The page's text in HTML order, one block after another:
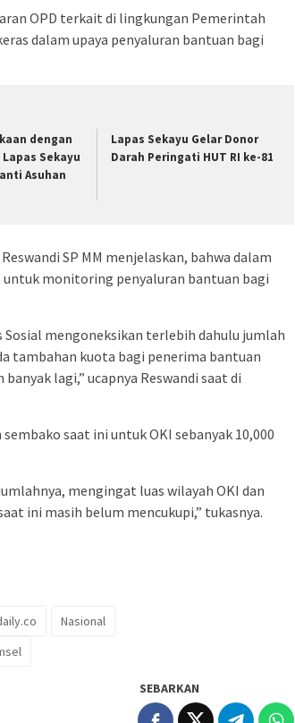
OPD terkait di lingkungan Pemerintah
dalam upaya penyaluran bantuan bagi
dengan
Sekayu
Asuhan
Lapas Sekayu Gelar Donor
Darah Peringati HUT RI ke-81
SP MM menjelaskan, bahwa dalam
untuk monitoring penyaluran bantuan bagi
mengoneksikan terlebih dahulu jumlah
tambahan kuota bagi penerima bantuan
lagi,” ucapnya Reswandi saat di
saat ini untuk OKI sebanyak 10,000
mengingat luas wilayah OKI dan
ini masih belum mencukupi,” tukasnya.
Nasional
SEBARKAN